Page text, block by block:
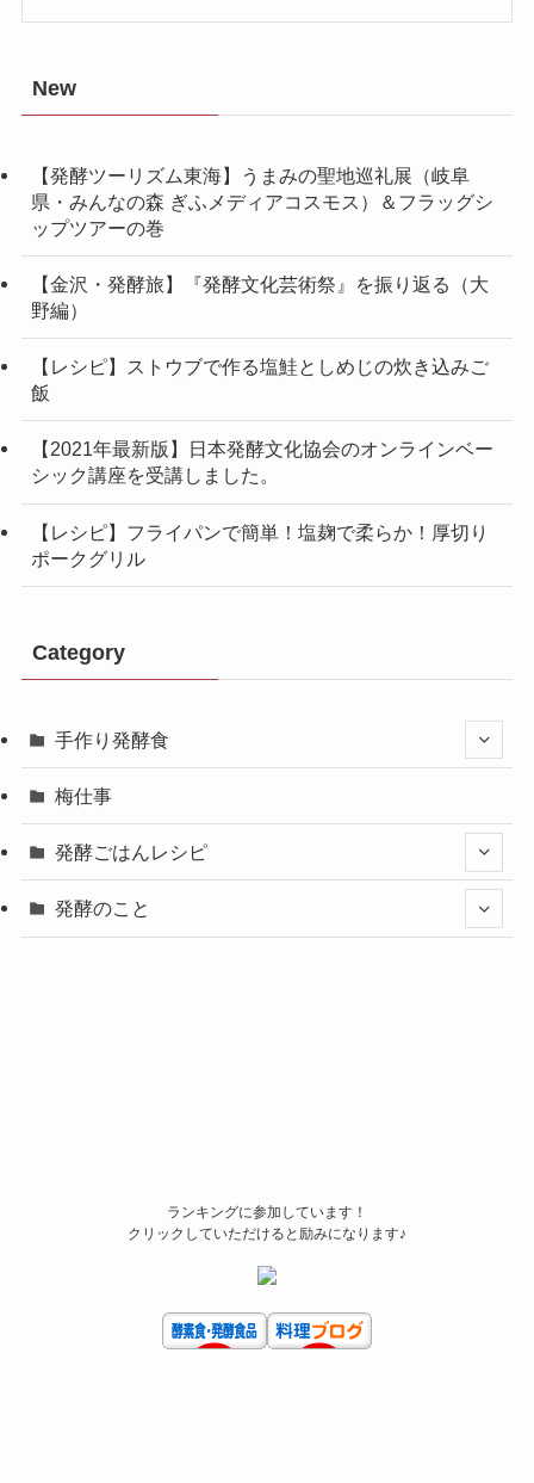
New
【発酵ツーリズム東海】うまみの聖地巡礼展（岐阜
県・みんなの森 ぎふメディアコスモス）＆フラッグシ
ップツアーの巻
【金沢・発酵旅】『発酵文化芸術祭』を振り返る（大
野編）
【レシピ】ストウブで作る塩鮭としめじの炊き込みご
飯
【2021年最新版】日本発酵文化協会のオンラインベー
シック講座を受講しました。
【レシピ】フライパンで簡単！塩麹で柔らか！厚切り
ポークグリル
Category
手作り発酵食
梅仕事
発酵ごはんレシピ
発酵のこと
ランキングに参加しています！
クリックしていただけると励みになります♪